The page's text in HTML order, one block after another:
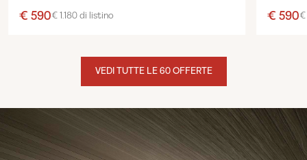
€ 590€ 1.180 di listino € 590€
VEDI TUTTE LE 60 OFFERTE